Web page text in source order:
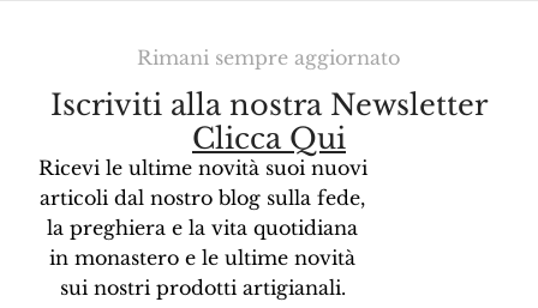
Rimani sempre aggiornato
Iscriviti alla nostra Newsletter
Clicca Qui
Ricevi le ultime novità suoi nuovi
articoli dal nostro blog sulla fede,
la preghiera e la vita quotidiana
in monastero e le ultime novità
sui nostri prodotti artigianali.